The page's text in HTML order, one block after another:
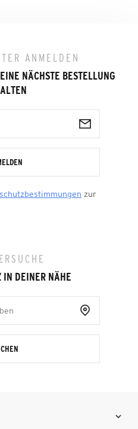
ANMELDEN
NÄCHSTE BESTELLUNG
zur
IN DEINER NÄHE